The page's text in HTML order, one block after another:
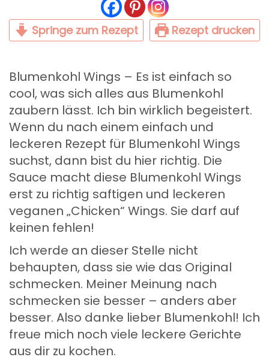
Springe zum Rezept Rezept drucken
Blumenkohl Wings – Es ist einfach so
cool, was sich alles aus Blumenkohl
zaubern lässt. Ich bin wirklich begeistert.
Wenn du nach einem einfach und
leckeren Rezept für Blumenkohl Wings
suchst, dann bist du hier richtig. Die
Sauce macht diese Blumenkohl Wings
erst zu richtig saftigen und leckeren
veganen „Chicken“ Wings. Sie darf auf
keinen fehlen!
Ich werde an dieser Stelle nicht
behaupten, dass sie wie das Original
schmecken. Meiner Meinung nach
schmecken sie besser – anders aber
besser. Also danke lieber Blumenkohl! Ich
freue mich noch viele leckere Gerichte
aus dir zu kochen.